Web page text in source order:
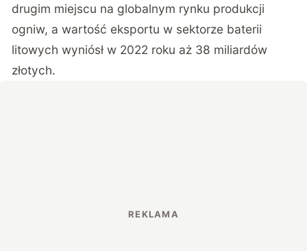
drugim miejscu na globalnym rynku produkcji
ogniw, a wartość eksportu w sektorze baterii
litowych wyniósł w 2022 roku aż 38 miliardów
złotych.